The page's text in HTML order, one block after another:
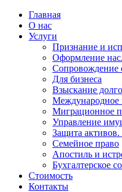
Главная
О нас
Услуги
Признание и
Оформление
Сопровождение
Для бизнеса
Взыскание
Международное
Миграционное
Управление
Защита
Семейное право
Апостиль и
Бухгалтерское
Стоимость
Контакты